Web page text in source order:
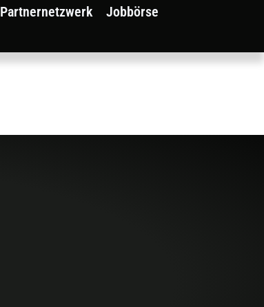
Partnernetzwerk Jobbörse